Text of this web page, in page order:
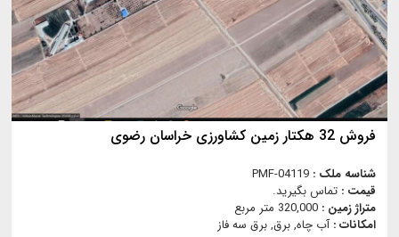
فروش 32 هکتار زمین کشاورزی خراسان رضوی
شناسه ملک : PMF-04119
قیمت : تماس بگیرید.
متراژ زمین : 320,000 متر مربع
امکانات :آب چاه, برق, برق سه فاز